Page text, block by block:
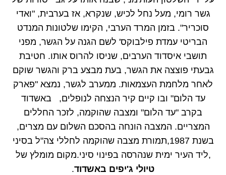
גשר רומי, מעל נחל לכיש, שנקרא, אז בערבית, "ואדי
סוכריר". בזמן המרד הערבי, הקימו שלטונות המנדט
הבריטי עמדת פילבוקס' לשם הגנה על הגשר, מפני
תושבי איסדוד הערבים, שניסו להרוס אותו. חטיבת
גבעתי פוצצה את הגשר, בעת מבצע ברק והגשר שוקם
לאחר מלחמת העצמאות. ממערב לגשר, נמצא "פארק
עד הלום" ובו קיים קיר הנצחה לנופלים, באשדוד
בקרב "עד הלום" ומצבה שהוקמה, לזכר החללים
המצריים. המצבה הונחה בהסכם השלום עם מצרים,
בשנת 1987,תמורת מצבה שהוקמה לחללי צה"ל בסיני
,ליד העיר ימית שנהרסה בפינוי סיני.מקום מומלץ של
טיולי ג'יפים באשדוד.